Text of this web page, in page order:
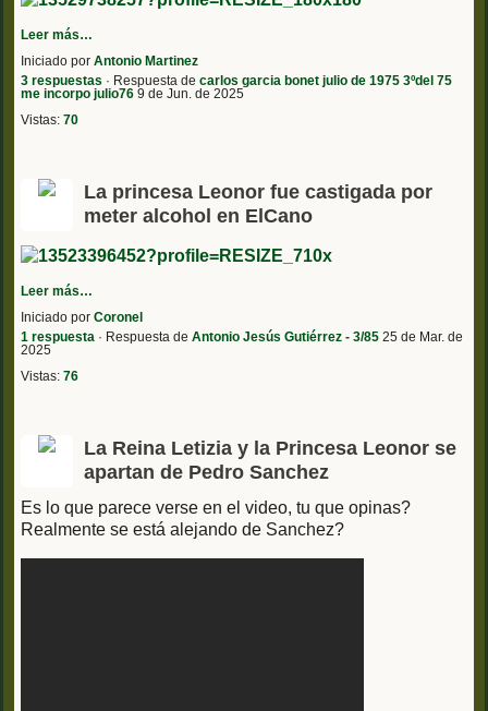
Leer más…
Iniciado por Antonio Martinez
3 respuestas · Respuesta de carlos garcia bonet julio de 1975 3ºdel 75
me incorpo julio76 9 de Jun. de 2025
Vistas: 70
La princesa Leonor fue castigada por
meter alcohol en ElCano
Leer más…
Iniciado por Coronel
1 respuesta · Respuesta de Antonio Jesús Gutiérrez - 3/85 25 de Mar. de
2025
Vistas: 76
La Reina Letizia y la Princesa Leonor se
apartan de Pedro Sanchez
Es lo que parece verse en el video, tu que opinas?
Realmente se está alejando de Sanchez?